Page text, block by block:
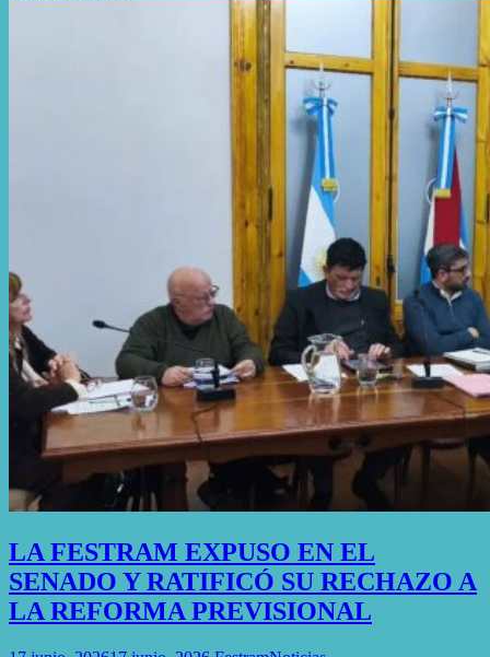
LA FESTRAM EXPUSO EN EL
SENADO Y RATIFICÓ SU RECHAZO A
LA REFORMA PREVISIONAL